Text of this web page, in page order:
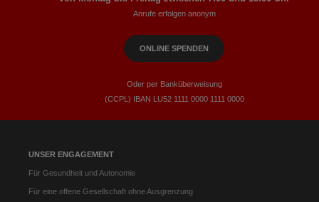
UNSER ENGAGEMENT
Für Gesundheit und Autonomie
Für eine offene Gesellschaft ohne Ausgrenzung
Anrufe erfolgen anonym
ONLINE SPENDEN
Oder per Banküberweisung
(CCPL) IBAN LU52​ 1111​ 0000​ 1111​ 0000